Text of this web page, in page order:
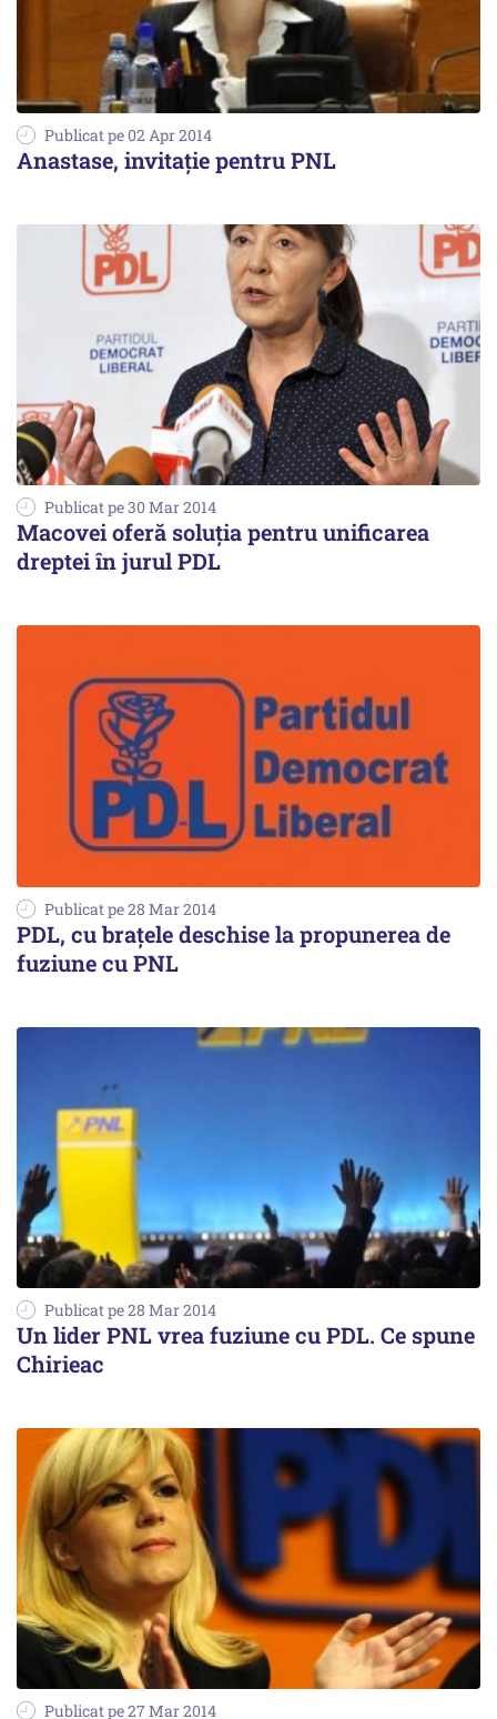
Publicat pe 02 Apr 2014
Anastase, invitație pentru PNL
Publicat pe 30 Mar 2014
Macovei oferă soluția pentru unificarea
dreptei în jurul PDL
Publicat pe 28 Mar 2014
PDL, cu brațele deschise la propunerea de
fuziune cu PNL
Publicat pe 28 Mar 2014
Un lider PNL vrea fuziune cu PDL. Ce spune
Chirieac
Publicat pe 27 Mar 2014